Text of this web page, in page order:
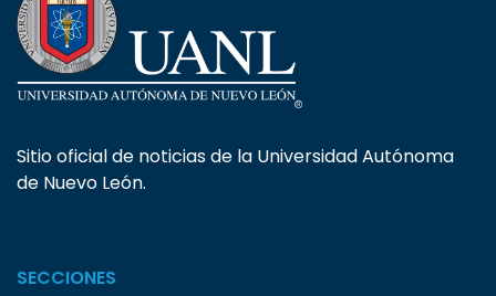
Sitio oficial de noticias de la Universidad Autónoma
de Nuevo León.
SECCIONES